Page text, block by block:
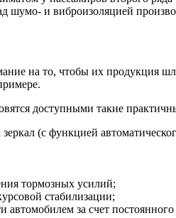
шумо- и виброизоляцией
на то, чтобы их продукция
доступными такие
(с функцией
тормозных усилий;
стабилизации;
автомобилем за счет